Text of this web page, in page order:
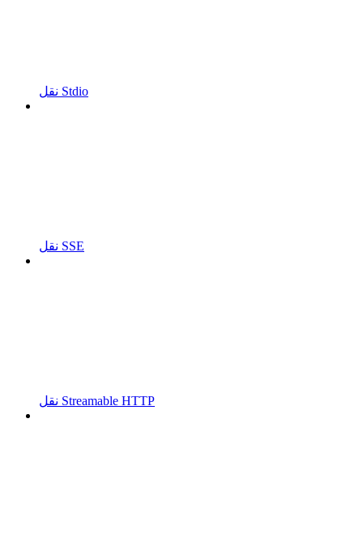
نقل Stdio
نقل SSE
نقل Streamable HTTP